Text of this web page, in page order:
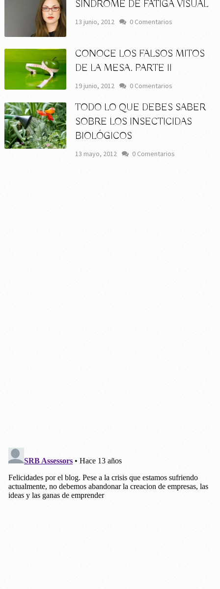
SÍNDROME DE FATIGA VISUAL
13 junio, 2012 0 Comentarios
CONOCE LOS FALSOS MITOS
DE LA MESA. PARTE II
19 junio, 2012 0 Comentarios
TODO LO QUE DEBES SABER
SOBRE LOS INSECTICIDAS
BIOLÓGICOS
13 mayo, 2012 0 Comentarios